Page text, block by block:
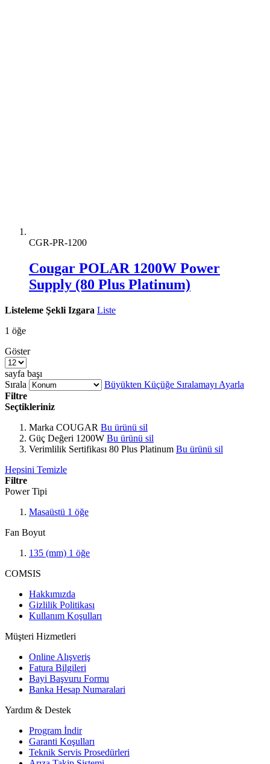
CGR-PR-1200
Cougar POLAR 1200W Power
Supply (80 Plus Platinum)
Listeleme Şekli Izgara Liste
1 öğe
Göster
sayfa başı
Sırala
Büyükten Küçüğe Sıralamayı Ayarla
Filtre
Seçtikleriniz
Marka COUGAR Bu ürünü sil
Güç Değeri 1200W Bu ürünü sil
Verimlilik Sertifikası 80 Plus Platinum Bu ürünü sil
Hepsini Temizle
Filtre
Power Tipi
Masaüstü 1 öğe
Fan Boyut
135 (mm) 1 öğe
COMSIS
Hakkımızda
Gizlilik Politikası
Kullanım Koşulları
Müşteri Hizmetleri
Online Alışveriş
Fatura Bilgileri
Bayi Başvuru Formu
Banka Hesap Numaralari
Yardım & Destek
Program İndir
Garanti Koşulları
Teknik Servis Prosedürleri